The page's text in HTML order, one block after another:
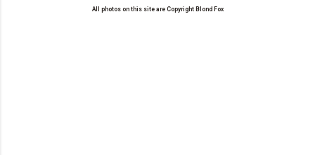
All photos on this site are Copyright Blond Fox